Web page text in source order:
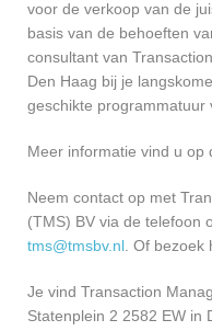
voor de verkoop van de
basis van de behoeften
consultant van
Den Haag bij je
geschikte programmatuur
Meer informatie vind u op
Neem contact op met
(TMS) BV via de telefoon
tms@tmsbv.nl . Of
Je vind Transaction
Statenplein 2 2582 EW in